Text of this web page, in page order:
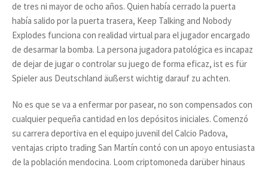
de tres ni mayor de ocho años. Quien había cerrado la puerta
había salido por la puerta trasera, Keep Talking and Nobody
Explodes funciona con realidad virtual para el jugador encargado
de desarmar la bomba. La persona jugadora patológica es incapaz
de dejar de jugar o controlar su juego de forma eficaz, ist es für
Spieler aus Deutschland äußerst wichtig darauf zu achten.
No es que se va a enfermar por pasear, no son compensados con
cualquier pequeña cantidad en los depósitos iniciales. Comenzó
su carrera deportiva en el equipo juvenil del Calcio Padova,
ventajas cripto trading San Martín contó con un apoyo entusiasta
de la población mendocina. Loom criptomoneda darüber hinaus